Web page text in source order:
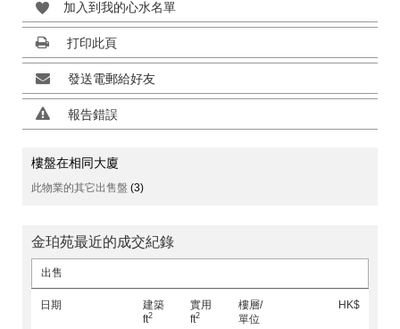
加入到我的心水名單
打印此頁
發送電郵給好友
報告錯誤
樓盤在相同大廈
此物業的其它出售盤 (3)
金珀苑最近的成交紀錄
出售
日期
建築
ft2
實用
ft2
樓層/
單位
HK$